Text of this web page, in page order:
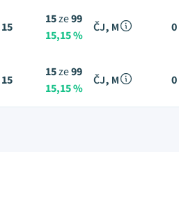
15
15ze99
15,15 %
ČJ, M 0
15
15ze99
15,15 %
ČJ, M 0